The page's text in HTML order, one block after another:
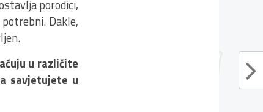
porodici,
Dakle,
u različite
savjetujete u